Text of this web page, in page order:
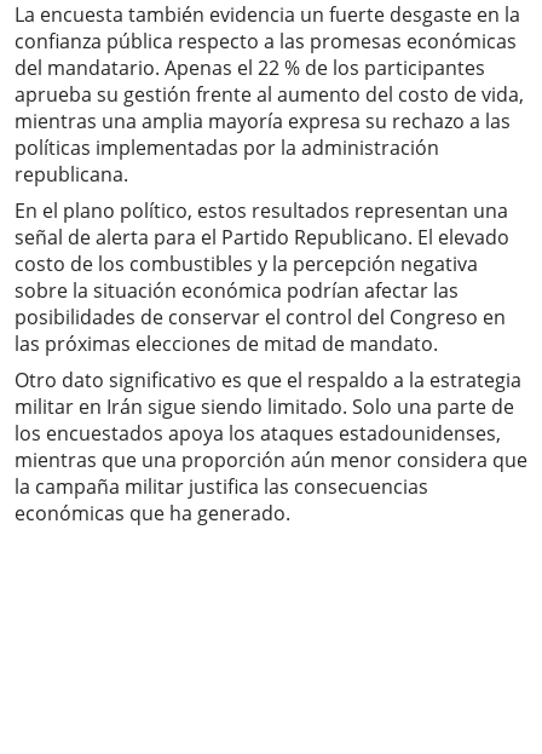
La encuesta también evidencia un fuerte desgaste en la
confianza pública respecto a las promesas económicas
del mandatario. Apenas el 22 % de los participantes
aprueba su gestión frente al aumento del costo de vida,
mientras una amplia mayoría expresa su rechazo a las
políticas implementadas por la administración
republicana.
En el plano político, estos resultados representan una
señal de alerta para el Partido Republicano. El elevado
costo de los combustibles y la percepción negativa
sobre la situación económica podrían afectar las
posibilidades de conservar el control del Congreso en
las próximas elecciones de mitad de mandato.
Otro dato significativo es que el respaldo a la estrategia
militar en Irán sigue siendo limitado. Solo una parte de
los encuestados apoya los ataques estadounidenses,
mientras que una proporción aún menor considera que
la campaña militar justifica las consecuencias
económicas que ha generado.